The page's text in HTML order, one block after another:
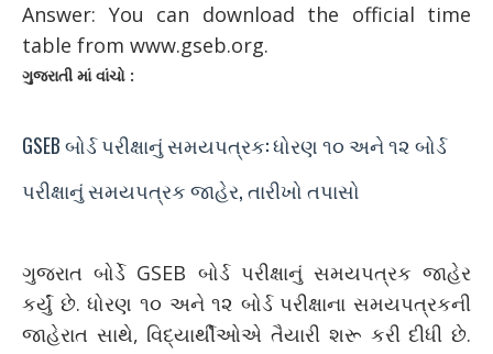
Answer: You can download the official time
table from www.gseb.org.
ગુજરાતી માં વાંચો :
GSEB બોર્ડ પરીક્ષાનું સમયપત્રક: ધોરણ ૧૦ અને ૧૨ બોર્ડ
પરીક્ષાનું સમયપત્રક જાહેર, તારીખો તપાસો
ગુજરાત બોર્ડે GSEB બોર્ડ પરીક્ષાનું સમયપત્રક જાહેર
કર્યું છે. ધોરણ ૧૦ અને ૧૨ બોર્ડ પરીક્ષાના સમયપત્રકની
જાહેરાત સાથે, વિદ્યાર્થીઓએ તૈયારી શરૂ કરી દીધી છે.